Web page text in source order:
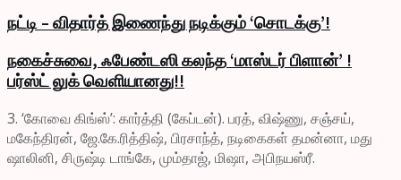
நட்டி – விதார்த் இணைந்து நடிக்கும் ‘சொடக்கு’!
நகைச்சுவை, ஃபேண்டஸி கலந்த ‘மாஸ்டர் பிளான்’ !
பர்ஸ்ட் லுக் வெளியானது!!
3. ‘கோவை கிங்ஸ்’: கார்த்தி (கேப்டன்). பரத், விஷ்ணு, சஞ்சய்,
மகேந்திரன், ஜே.கே.ரித்திஷ், பிரசாந்த், நடிகைகள் தமன்னா, மது
ஷாலினி, சிருஷ்டி டாங்கே, மும்தாஜ், மிஷா, அபிநயஸ்ரீ.